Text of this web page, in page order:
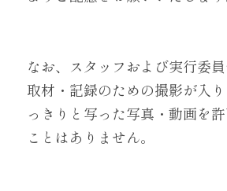
なお、スタッフおよび実行委
取材・記録のための撮影が入
っきりと写った写真・動画を
ことはありません。